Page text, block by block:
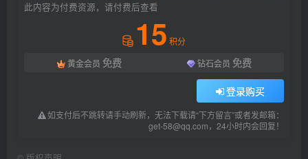
此内容为付费资源，请付费后查看
15 积分
黄金会员 免费 钻石会员 免费
登录购买
如支付后不跳转请手动刷新，无法下载请“下方留言”或者发邮箱：
get-58@qq.com，24小时内会回复！